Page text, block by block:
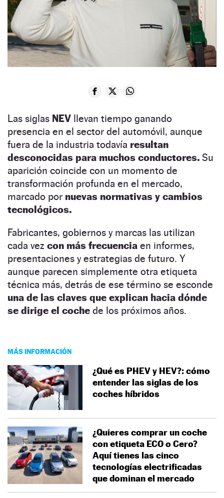
Las siglas NEV llevan tiempo ganando
presencia en el sector del automóvil, aunque
fuera de la industria todavía resultan
desconocidas para muchos conductores. Su
aparición coincide con un momento de
transformación profunda en el mercado,
marcado por nuevas normativas y cambios
tecnológicos.
Fabricantes, gobiernos y marcas las utilizan
cada vez con más frecuencia en informes,
presentaciones y estrategias de futuro. Y
aunque parecen simplemente otra etiqueta
técnica más, detrás de ese término se esconde
una de las claves que explican hacia dónde
se dirige el coche de los próximos años.
MÁS INFORMACIÓN
¿Qué es PHEV y HEV?: cómo
entender las siglas de los
coches híbridos
¿Quieres comprar un coche
con etiqueta ECO o Cero?
Aquí tienes las cinco
tecnologías electrificadas
que dominan el mercado